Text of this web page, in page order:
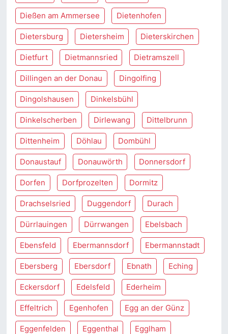
Dießen am Ammersee Dietenhofen
Dietersburg Dietersheim Dieterskirchen
Dietfurt Dietmannsried Dietramszell
Dillingen an der Donau Dingolfing
Dingolshausen Dinkelsbühl
Dinkelscherben Dirlewang Dittelbrunn
Dittenheim Döhlau Dombühl
Donaustauf Donauwörth Donnersdorf
Dorfen Dorfprozelten Dormitz
Drachselsried Duggendorf Durach
Dürrlauingen Dürrwangen Ebelsbach
Ebensfeld Ebermannsdorf Ebermannstadt
Ebersberg Ebersdorf Ebnath Eching
Eckersdorf Edelsfeld Ederheim
Effeltrich Egenhofen Egg an der Günz
Eggenfelden Eggenthal Egglham